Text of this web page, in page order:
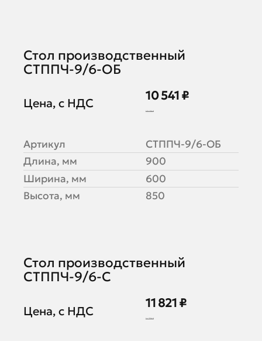
Стол производственный
СТППЧ-9/6-ОБ
Цена, с НДС
10 541 ₽
13 176 ₽
Артикул
СТППЧ-9/6-ОБ
Длина, мм
900
Ширина, мм
600
Высота, мм
850
Стол производственный
СТППЧ-9/6-С
Цена, с НДС
11 821 ₽
14 776 ₽